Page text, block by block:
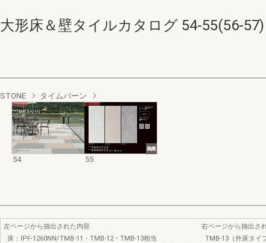
大形床＆壁タイルカタログ 54-55(56-57)
STONE タイムバーン
54 55
左ページから抽出された内容
床：IPF‐1260NN/TMB‐11・TMB‐12・TMB‐13相当
右ページから抽出さ
TMB‐13（外床タイ